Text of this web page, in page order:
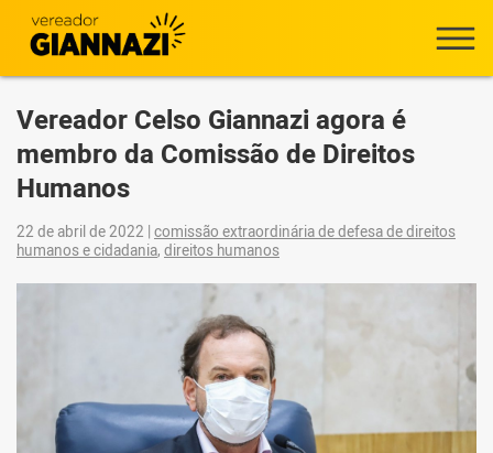
Vereador Celso Giannazi agora é
membro da Comissão de Direitos
Humanos
22 de abril de 2022 | comissão extraordinária de defesa de direitos
humanos e cidadania, direitos humanos